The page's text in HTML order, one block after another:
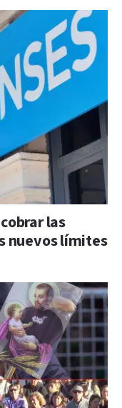
las
nuevos límites